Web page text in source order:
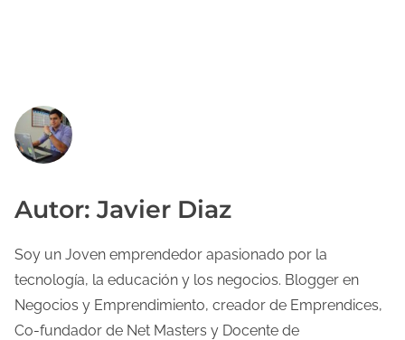
Autor: Javier Diaz
Soy un Joven emprendedor apasionado por la
tecnología, la educación y los negocios. Blogger en
Negocios y Emprendimiento, creador de Emprendices,
Co-fundador de Net Masters y Docente de